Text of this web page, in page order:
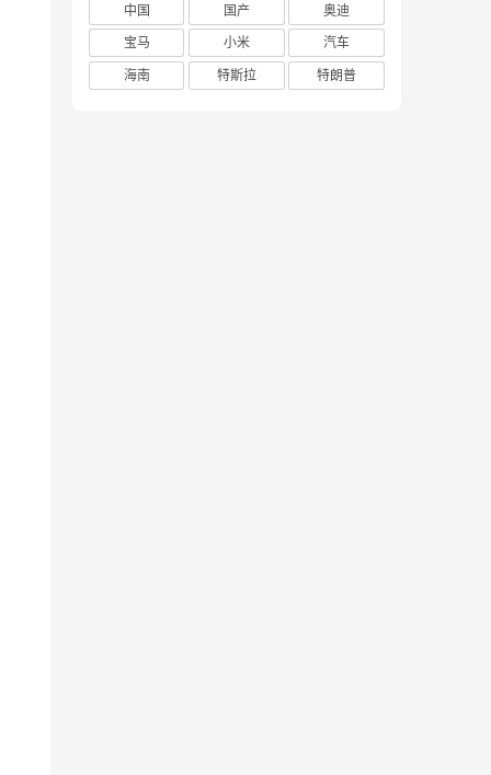
中国
国产
奥迪
宝马
小米
汽车
海南
特斯拉 特朗普